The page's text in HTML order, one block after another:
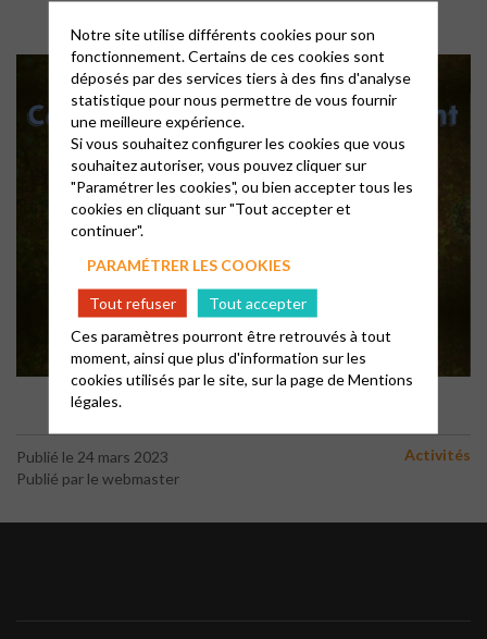
Publié le 24 mars 2023
Publié par le webmaster
Activités
Notre site utilise différents cookies pour son
fonctionnement. Certains de ces cookies sont
déposés par des services tiers à des fins d'analyse
statistique pour nous permettre de vous fournir
une meilleure expérience.
Si vous souhaitez configurer les cookies que vous
souhaitez autoriser, vous pouvez cliquer sur
"Paramétrer les cookies", ou bien accepter tous les
cookies en cliquant sur "Tout accepter et
continuer".
PARAMÉTRER LES COOKIES
Tout refuser
Tout accepter
Ces paramètres pourront être retrouvés à tout
moment, ainsi que plus d'information sur les
cookies utilisés par le site, sur la page deMentions
légales.